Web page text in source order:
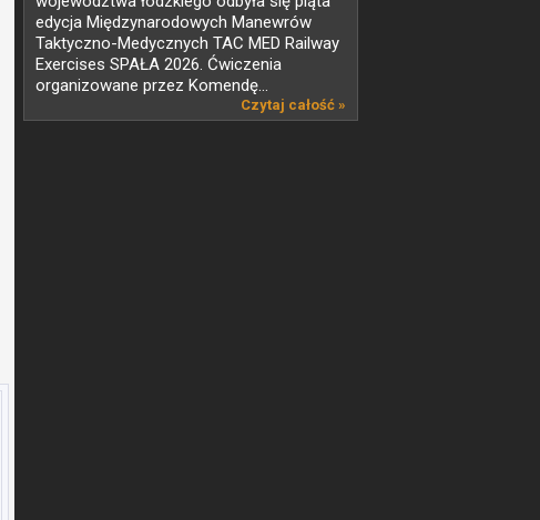
edycja Międzynarodowych Manewrów
Taktyczno-Medycznych TAC MED Railway
Exercises SPAŁA 2026. Ćwiczenia
organizowane przez Komendę...
Czytaj całość »